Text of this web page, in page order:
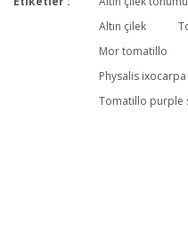
Altın çilek
Mor tomatillo
Physalis
Tomatillo purple